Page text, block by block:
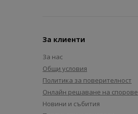
За клиенти
За нас
Общи условия
Политика за поверителност
Онлайн решаване на спорове
Новини и събития